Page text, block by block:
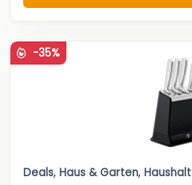
-35%
Deals, Haus & Garten, Haushalt